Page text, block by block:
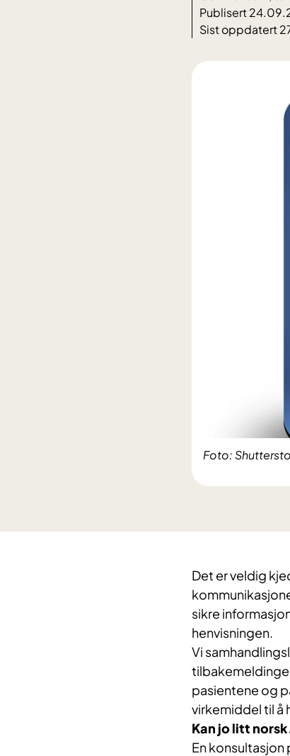
Publisert
Sist oppdatert
Foto:
Det er veldig
sikre
henvisningen.
Vi
pasientene og
virkemiddel til å
Kan jo litt
En